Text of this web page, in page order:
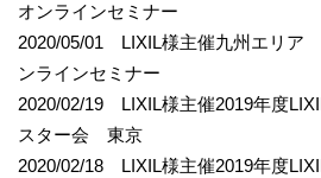
オンラインセミナー
2020/05/01 LIXIL様主催九州エリ
ンラインセミナー
2020/02/19 LIXIL様主催2019年度
スター会 東京
2020/02/18 LIXIL様主催2019年度